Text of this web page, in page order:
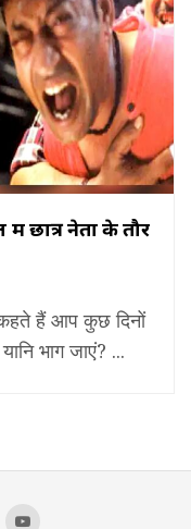
छात्र नेता के तौर
कहते हैं आप कुछ दिनों
भाग जाएं? ...